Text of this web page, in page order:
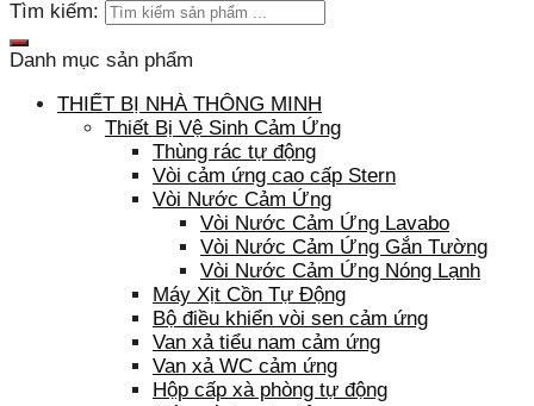
Tìm kiếm:
Danh mục sản phẩm
THIẾT BỊ NHÀ THÔNG MINH
Thiết Bị Vệ Sinh Cảm Ứng
Thùng rác tự động
Vòi cảm ứng cao cấp Stern
Vòi Nước Cảm Ứng
Vòi Nước Cảm Ứng Lavabo
Vòi Nước Cảm Ứng Gắn Tường
Vòi Nước Cảm Ứng Nóng Lạnh
Máy Xịt Cồn Tự Động
Bộ điều khiển vòi sen cảm ứng
Van xả tiểu nam cảm ứng
Van xả WC cảm ứng
Hộp cấp xà phòng tự động